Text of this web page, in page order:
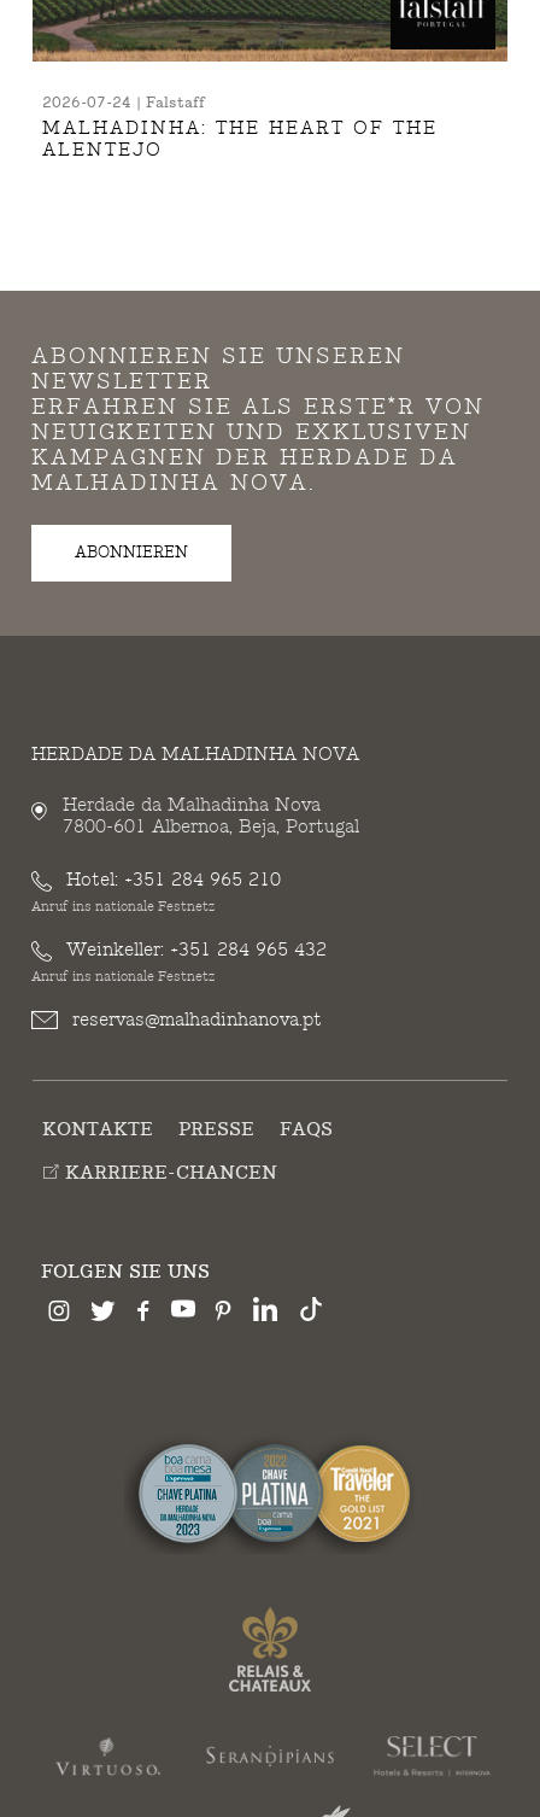
2026-07-24 | Falstaff
MALHADINHA: THE HEART OF THE
ALENTEJO
ABONNIEREN SIE UNSEREN
NEWSLETTER
ERFAHREN SIE ALS ERSTE*R VON
NEUIGKEITEN UND EXKLUSIVEN
KAMPAGNEN DER HERDADE DA
MALHADINHA NOVA.
ABONNIEREN
HERDADE DA MALHADINHA NOVA
Herdade da Malhadinha Nova
7800-601 Albernoa, Beja, Portugal
Hotel: +351 284 965 210
Anruf ins nationale Festnetz
Weinkeller: +351 284 965 432
Anruf ins nationale Festnetz
reservas@malhadinhanova.pt
KONTAKTE PRESSE
FAQS
KARRIERE-CHANCEN
FOLGEN SIE UNS